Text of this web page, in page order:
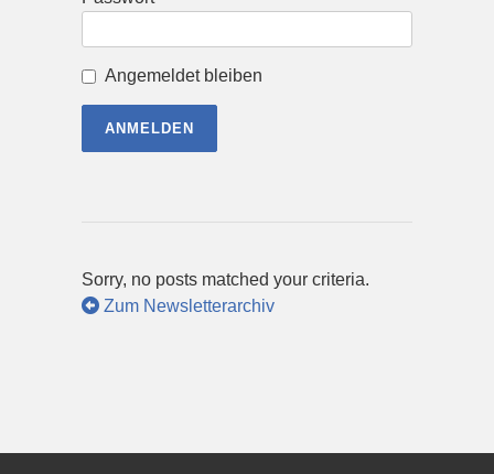
Angemeldet bleiben
Sorry, no posts matched your criteria.
Zum Newsletterarchiv